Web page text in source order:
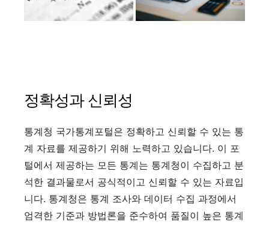
정확성과 신뢰성
통계청 국가통계포털은 정확하고 신뢰할 수 있는 통
계 자료를 제공하기 위해 노력하고 있습니다. 이 포
털에서 제공하는 모든 통계는 통계청이 수집하고 분
석한 결과물로서 공식적이고 신뢰할 수 있는 자료입
니다. 통계청은 통계 조사와 데이터 수집 과정에서
엄격한 기준과 방법론을 준수하여 품질이 높은 통계